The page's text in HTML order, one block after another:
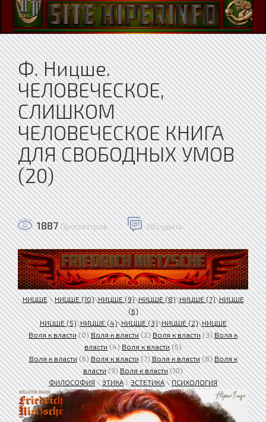
Ф. Ницше.
ЧЕЛОВЕЧЕСКОЕ,
СЛИШКОМ
ЧЕЛОВЕЧЕСКОЕ КНИГА
ДЛЯ СВОБОДНЫХ УМОВ
(20)
1887 Просмотров Обсудить
НИЦШЕ\НИЦШЕ (10)\НИЦШЕ (9)\НИЦШЕ (8)\НИЦШЕ (7)\НИЦШЕ
(6)
НИЦШЕ (5)\НИЦШЕ (4)\НИЦШЕ (3)\НИЦШЕ (2)\НИЦШЕ
Воля к власти(0)Воля к власти(2)Воля к власти(3)Воля к
власти(4)Воля к власти(5)
Воля к власти(6)Воля к власти(7)Воля к власти(8)Воля к
власти(9)Воля к власти(10)
ФИЛОСОФИЯ\ЭТИКА\ЭСТЕТИКА\ПСИХОЛОГИЯ